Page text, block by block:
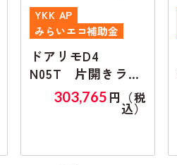
YKK AP
みらいエコ補助金
ドアリモD4
N05T 片開きラン
マ無し303,765 円（税
込）